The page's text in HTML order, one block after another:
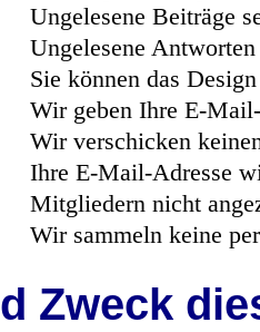
Ungelesene Beiträge
Ungelesene
Sie können das
Wir geben Ihre E-
Wir verschicken
Ihre E-Mail-Adresse
Mitgliedern nicht
Wir sammeln keine
Zweck